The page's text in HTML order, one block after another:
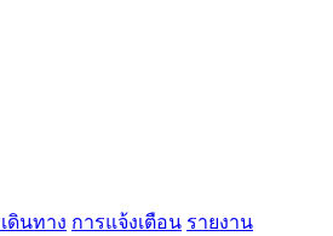
ดินทาง การแจ้งเตือน รายงาน